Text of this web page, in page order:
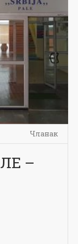
Чланак
–